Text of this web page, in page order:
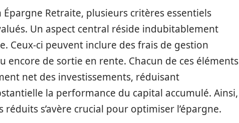
Épargne Retraite, plusieurs critères essentiels
Un aspect central réside indubitablement
Ceux-ci peuvent inclure des frais de gestion
encore de sortie en rente. Chacun de ces éléments
net des investissements, réduisant
la performance du capital accumulé. Ainsi,
réduits s’avère crucial pour optimiser l’épargne.